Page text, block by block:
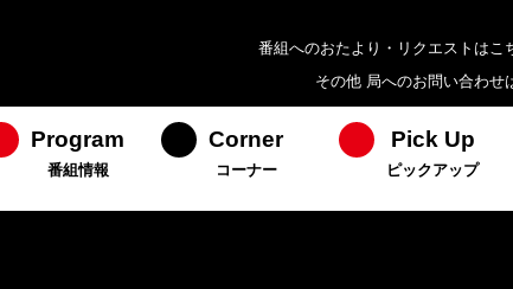
番組へのおたより・リクエストはこ
その他 局へのお問い合わせ
Program
番組情報
Corner
コーナー
Pick Up
ピックアップ